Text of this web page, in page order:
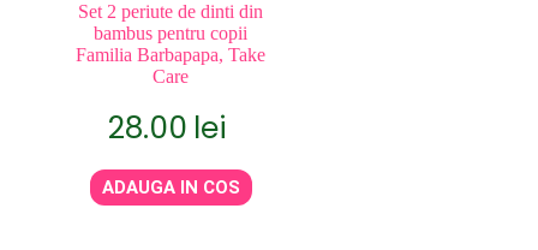
Set 2 periute de dinti din
bambus pentru copii
Familia Barbapapa, Take
Care
28.00 lei
ADAUGA IN COS